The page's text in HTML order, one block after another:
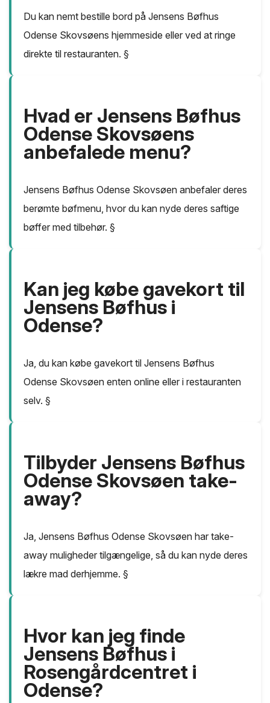
Du kan nemt bestille bord på Jensens Bøfhus
Odense Skovsøens hjemmeside eller ved at ringe
direkte til restauranten. §
Hvad er Jensens Bøfhus
Odense Skovsøens
anbefalede menu?
Jensens Bøfhus Odense Skovsøen anbefaler deres
berømte bøfmenu, hvor du kan nyde deres saftige
bøffer med tilbehør. §
Kan jeg købe gavekort til
Jensens Bøfhus i
Odense?
Ja, du kan købe gavekort til Jensens Bøfhus
Odense Skovsøen enten online eller i restauranten
selv. §
Tilbyder Jensens Bøfhus
Odense Skovsøen take-
away?
Ja, Jensens Bøfhus Odense Skovsøen har take-
away muligheder tilgængelige, så du kan nyde deres
lækre mad derhjemme. §
Hvor kan jeg finde
Jensens Bøfhus i
Rosengårdcentret i
Odense?